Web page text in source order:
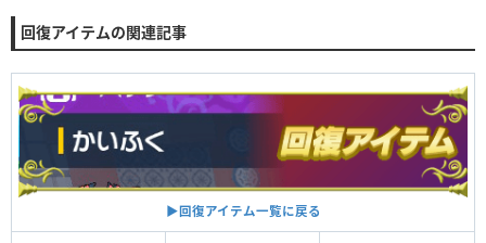
回復アイテムの関連記事
▶︎回復アイテム一覧に戻る